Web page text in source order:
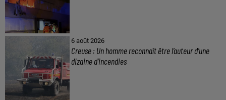
6 août 2026
Creuse : Un homme reconnaît être l’auteur d’une
dizaine d’incendies